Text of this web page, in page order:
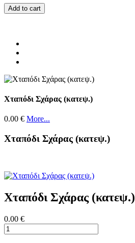
Add to cart
Χταπόδι Σχάρας (κατεψ.)
0.00 € More...
Χταπόδι Σχάρας (κατεψ.)
Χταπόδι Σχάρας (κατεψ.)
0.00 €